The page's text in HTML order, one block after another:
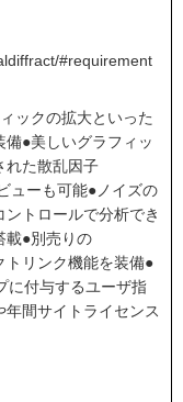
#requirement
ックの拡大といった
●美しいグラフィッ
れた散乱因子
ューも可能●ノイズの
トロールで分析でき
載●別売りの
トリンク機能を装備●
に付与するユーザ指
間サイトライセンス